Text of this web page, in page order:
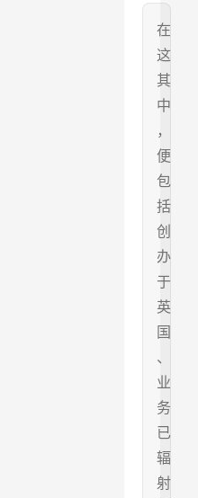
在
这
其
中
，
便
包
括
创
办
于
英
国
、
业
务
已
辐
射